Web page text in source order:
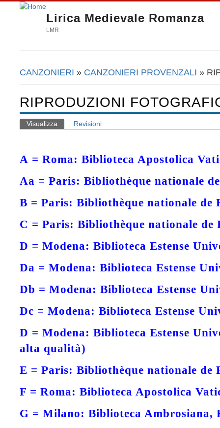
Lirica Medievale Romanza
LMR
Tu sei qui
CANZONIERI » CANZONIERI PROVENZALI »
RIPRODUZIONI
Schede primarie
Visualizza (scheda attiva)
Revisioni
A = Roma: Biblioteca Apostolica
Aa = Paris: Bibliothèque nationale
B = Paris: Bibliothèque nationale de
C = Paris: Bibliothèque nationale de
D = Modena: Biblioteca Estense
Da = Modena: Biblioteca Estense
Db = Modena: Biblioteca Estense
Dc = Modena: Biblioteca Estense
D = Modena: Biblioteca Estense
alta qualità)
E = Paris: Bibliothèque nationale de
F = Roma: Biblioteca Apostolica
G = Milano: Biblioteca Ambrosiana,